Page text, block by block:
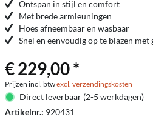
Ontspan in stijl en comfort
Met brede armleuningen
Hoes afneembaar en wasbaar
Snel en eenvoudig op te blazen
€ 229,00 *
Prijzen incl. btwexcl. verzendingskosten
Direct leverbaar (2-5 werkdagen)
Artikelnr.: 920431